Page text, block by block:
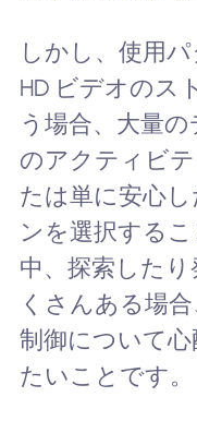
しかし、使用パ
HD ビデオのス
う場合、大量
のアクティビ
たは単に安心
ンを選択する
中、探索した
くさんある場
制御について
たいことです。